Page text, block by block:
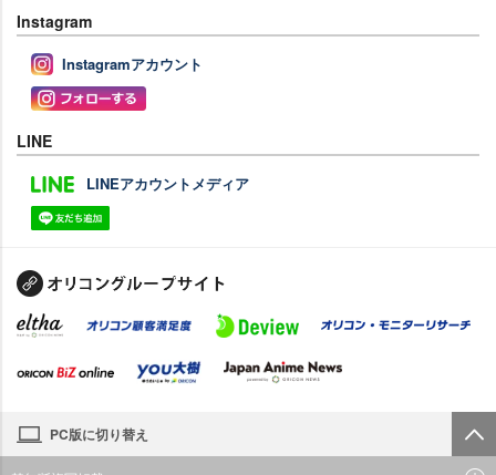
Instagram
Instagramアカウント
LINE
LINEアカウントメディア
PC版に切り替え